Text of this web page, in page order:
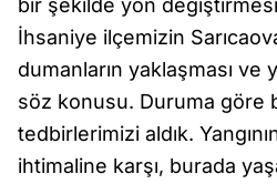
bir şekilde yön
İhsaniye ilçemizin
dumanların yaklaşması ve
söz konusu. Duruma göre
tedbirlerimizi aldık.
ihtimaline karşı, burada